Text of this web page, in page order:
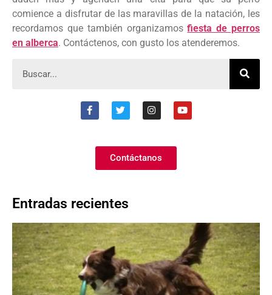
comience a disfrutar de las maravillas de la natación, les
recordamos que también organizamosfiesta de perros
en alberca. Contáctenos, con gusto los atenderemos.
Contáctanos
Entradas recientes